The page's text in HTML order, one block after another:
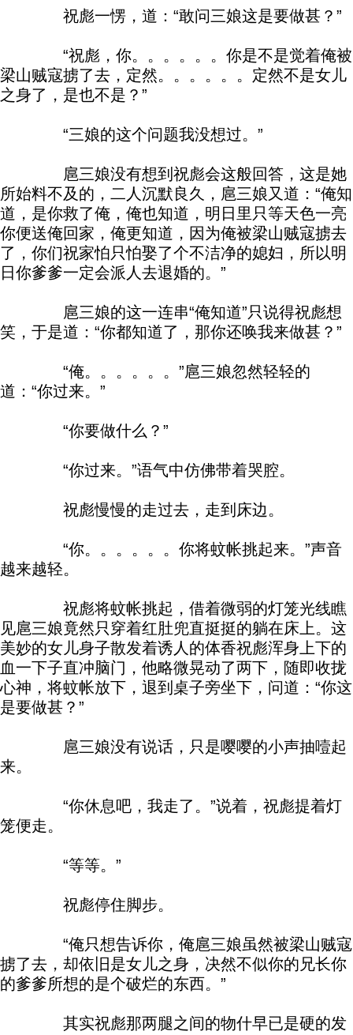
祝彪一愣，道：“敢问三娘这是要做甚？”
“祝彪，你。。。。。。你是不是觉着俺被
梁山贼寇掳了去，定然。。。。。。定然不是女儿
之身了，是也不是？”
“三娘的这个问题我没想过。”
扈三娘没有想到祝彪会这般回答，这是她
所始料不及的，二人沉默良久，扈三娘又道：“俺知
道，是你救了俺，俺也知道，明日里只等天色一亮
你便送俺回家，俺更知道，因为俺被梁山贼寇掳去
了，你们祝家怕只怕娶了个不洁净的媳妇，所以明
日你爹爹一定会派人去退婚的。”
扈三娘的这一连串“俺知道”只说得祝彪想
笑，于是道：“你都知道了，那你还唤我来做甚？”
“俺。。。。。。”扈三娘忽然轻轻的
道：“你过来。”
“你要做什么？”
“你过来。”语气中仿佛带着哭腔。
祝彪慢慢的走过去，走到床边。
“你。。。。。。你将蚊帐挑起来。”声音
越来越轻。
祝彪将蚊帐挑起，借着微弱的灯笼光线瞧
见扈三娘竟然只穿着红肚兜直挺挺的躺在床上。这
美妙的女儿身子散发着诱人的体香祝彪浑身上下的
血一下子直冲脑门，他略微晃动了两下，随即收拢
心神，将蚊帐放下，退到桌子旁坐下，问道：“你这
是要做甚？”
扈三娘没有说话，只是嘤嘤的小声抽噎起
来。
“你休息吧，我走了。”说着，祝彪提着灯
笼便走。
“等等。”
祝彪停住脚步。
“俺只想告诉你，俺扈三娘虽然被梁山贼寇
掳了去，却依旧是女儿之身，决然不似你的兄长你
的爹爹所想的是个破烂的东西。”
其实祝彪那两腿之间的物什早已是硬的发